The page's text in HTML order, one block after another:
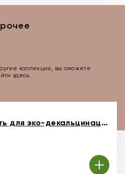
коллекции, вы сможете
здесь.
Жидкость для эко-декальцинации 500 мл